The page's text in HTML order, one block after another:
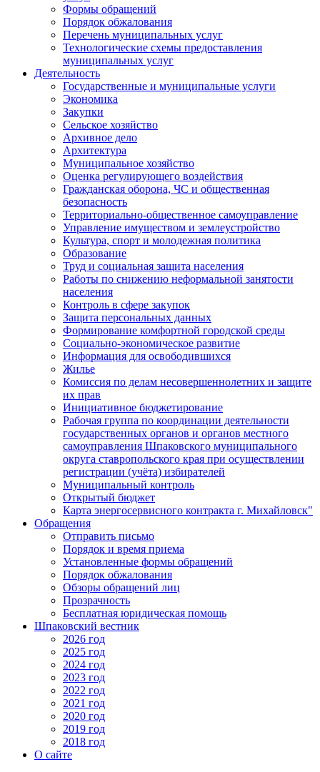
Формы обращений
Порядок обжалования
Перечень муниципальных услуг
Технологические схемы предоставления
муниципальных услуг
Деятельность
Государственные и муниципальные услуги
Экономика
Закупки
Сельское хозяйство
Архивное дело
Архитектура
Муниципальное хозяйство
Оценка регулирующего воздействия
Гражданская оборона, ЧС и общественная
безопасность
Территориально-общественное самоуправление
Управление имуществом и землеустройство
Культура, спорт и молодежная политика
Образование
Труд и социальная защита населения
Работы по снижению неформальной занятости
населения
Контроль в сфере закупок
Защита персональных данных
Формирование комфортной городской среды
Социально-экономическое развитие
Информация для освободившихся
Жилье
Комиссия по делам несовершеннолетних и защите
их прав
Инициативное бюджетирование
Рабочая группа по координации деятельности
государственных органов и органов местного
самоуправления Шпаковского муниципального
округа ставропольского края при осуществлении
регистрации (учёта) избирателей
Муниципальный контроль
Открытый бюджет
Карта энергосервисного контракта г. Михайловск"
Обращения
Отправить письмо
Порядок и время приема
Установленные формы обращений
Порядок обжалования
Обзоры обращений лиц
Прозрачность
Бесплатная юридическая помощь
Шпаковский вестник
2026 год
2025 год
2024 год
2023 год
2022 год
2021 год
2020 год
2019 год
2018 год
О сайте